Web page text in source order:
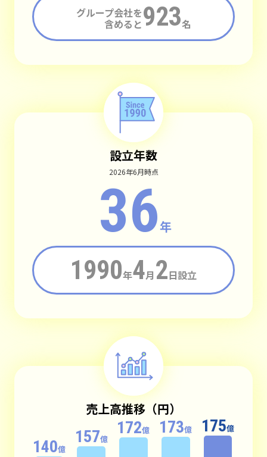
グループ会社を
含めると923名
設立年数
2026年6月時点
36年
1990年4月 2日設立
売上高推移（円）
140億
157億
172億 173億 175億